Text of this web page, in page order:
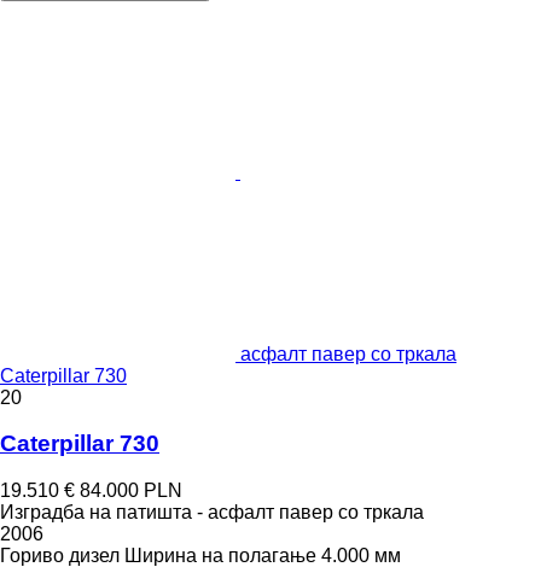
асфалт павер со тркала
Caterpillar 730
20
Caterpillar 730
19.510 € 84.000 PLN
Изградба на патишта - асфалт павер со тркала
2006
Гориво дизел Ширина на полагање 4.000 мм